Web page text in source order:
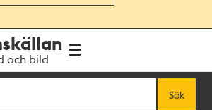
och bild
Sök